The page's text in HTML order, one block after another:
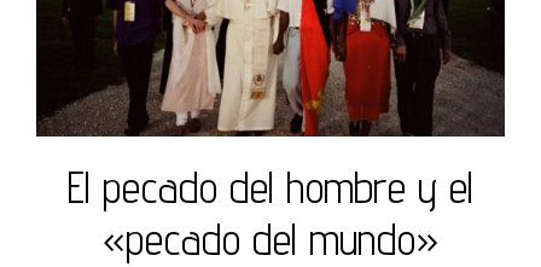
El pecado del hombre y el
«pecado del mundo»